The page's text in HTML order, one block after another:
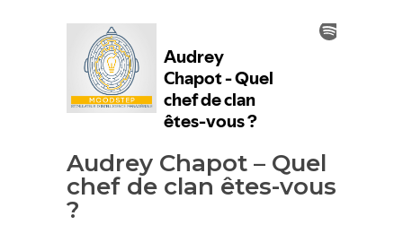
Audrey Chapot – Quel
chef de clan êtes-vous
?